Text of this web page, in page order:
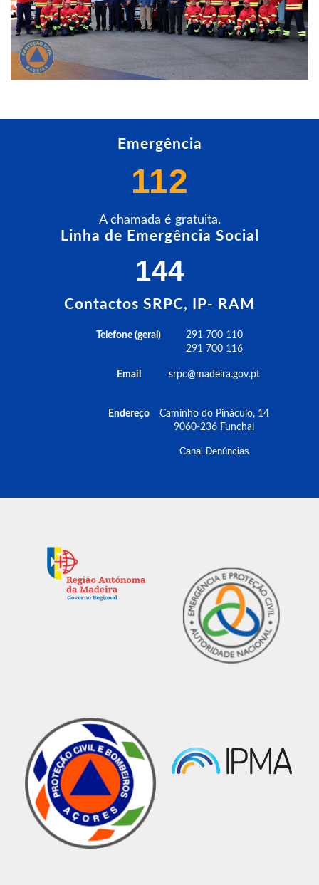
Emergência
112
A chamada é gratuita.
Linha de Emergência Social
144
Contactos SRPC, IP- RAM
Telefone (geral)
Email
Endereço
291 700 110
291 700 116
srpc@madeira.gov.pt
Caminho do Pináculo, 14
9060-236 Funchal
Canal Denúncias